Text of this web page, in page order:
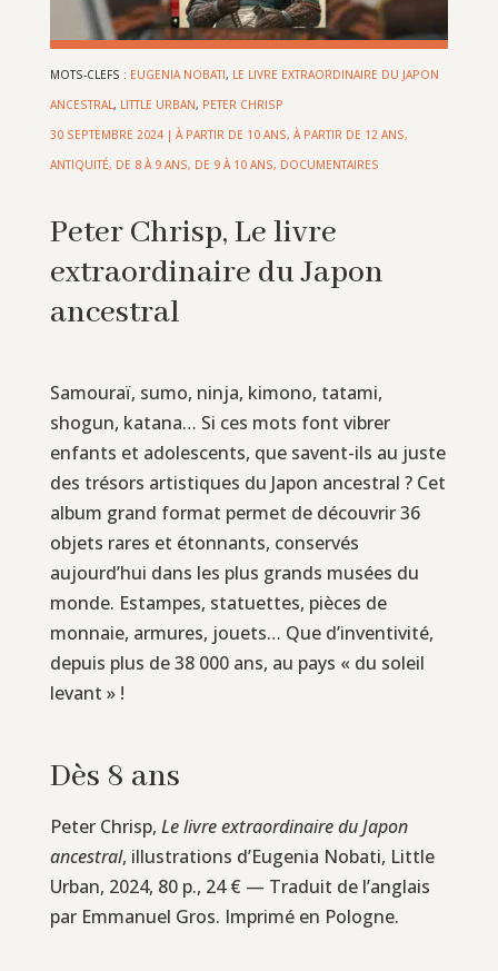
MOTS-CLEFS : EUGENIA NOBATI, LE LIVRE EXTRAORDINAIRE DU JAPON
ANCESTRAL , LITTLE URBAN, PETER CHRISP
30 SEPTEMBRE 2024| À PARTIR DE 10 ANS, À PARTIR DE 12 ANS,
ANTIQUITÉ, DE 8 À 9 ANS, DE 9 À 10 ANS, DOCUMENTAIRES
Peter Chrisp, Le livre
extraordinaire du Japon
ancestral
Samouraï, sumo, ninja, kimono, tatami,
shogun, katana… Si ces mots font vibrer
enfants et adolescents, que savent-ils au juste
des trésors artistiques du Japon ancestral ? Cet
album grand format permet de découvrir 36
objets rares et étonnants, conservés
aujourd’hui dans les plus grands musées du
monde. Estampes, statuettes, pièces de
monnaie, armures, jouets… Que d’inventivité,
depuis plus de 38 000 ans, au pays « du soleil
levant » !
Dès 8 ans
Peter Chrisp, Le livre extraordinaire du Japon
ancestral, illustrations d’Eugenia Nobati, Little
Urban, 2024, 80 p., 24 € — Traduit de l’anglais
par Emmanuel Gros. Imprimé en Pologne.